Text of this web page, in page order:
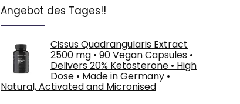
Angebot des Tages!!
Cissus Quadrangularis Extract
2500 mg • 90 Vegan Capsules •
Delivers 20% Ketosterone • High
Dose • Made in Germany •
Natural, Activated and Micronised